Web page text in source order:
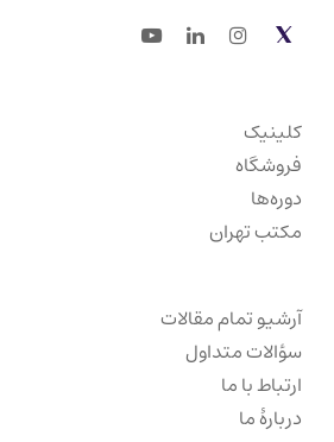
Twitter
Instagram
LinkedIn
Youtube
کلینیک
فروشگاه
دوره‌ها
مکتب تهران
آرشیو تمام مقالات
سؤالات متداول
ارتباط با ما
دربارهٔ ما